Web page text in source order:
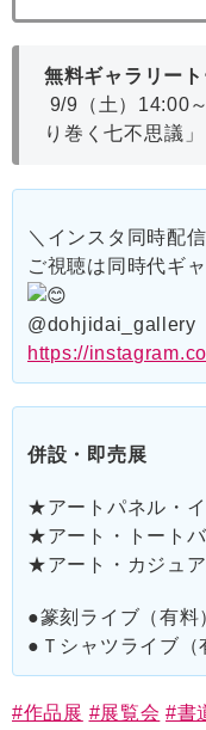
無料ギャラリート
9/9（土）
り巻く七不思議」
＼インスタ同時配
ご視聴は同時代ギ
@dohjidai_gallery
https://
併設・即売展
★アートパネル・
★アート・トート
★アート・カジュ
●篆刻ライブ（有料
●Ｔシャツライブ（
#作品展 #展覧会 #書